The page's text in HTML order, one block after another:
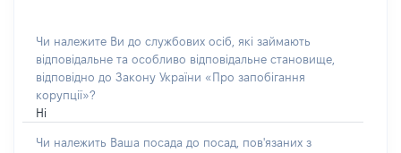
Чи належите Ви до службових осіб, які займають
відповідальне та особливо відповідальне становище,
відповідно до Закону України «Про запобігання
корупції»?
Ні
Чи належить Ваша посада до посад, пов'язаних з